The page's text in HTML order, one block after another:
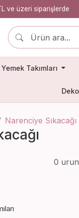
ve üzeri siparişlerde
Yemek Takımları
Narenciye Sıkacağı
0